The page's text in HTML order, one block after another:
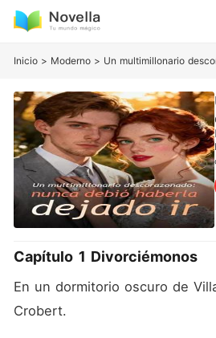
Inicio > Moderno >
Capítulo 1 Divorciémonos
En un dormitorio oscuro de
Crobert.